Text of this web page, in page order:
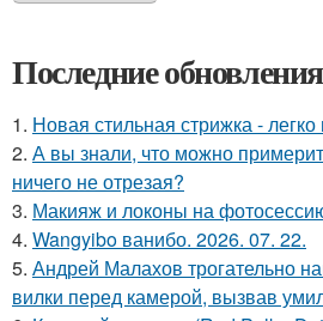
Последние
1. Новая стильная стрижка -
2. А вы знали, что можно
ничего не отрезая?
3. Макияж и локоны на
4. Wangyibo ванибо. 2026. 07. 22.
5. Андрей Малахов трогательно
вилки перед камерой, вызвав